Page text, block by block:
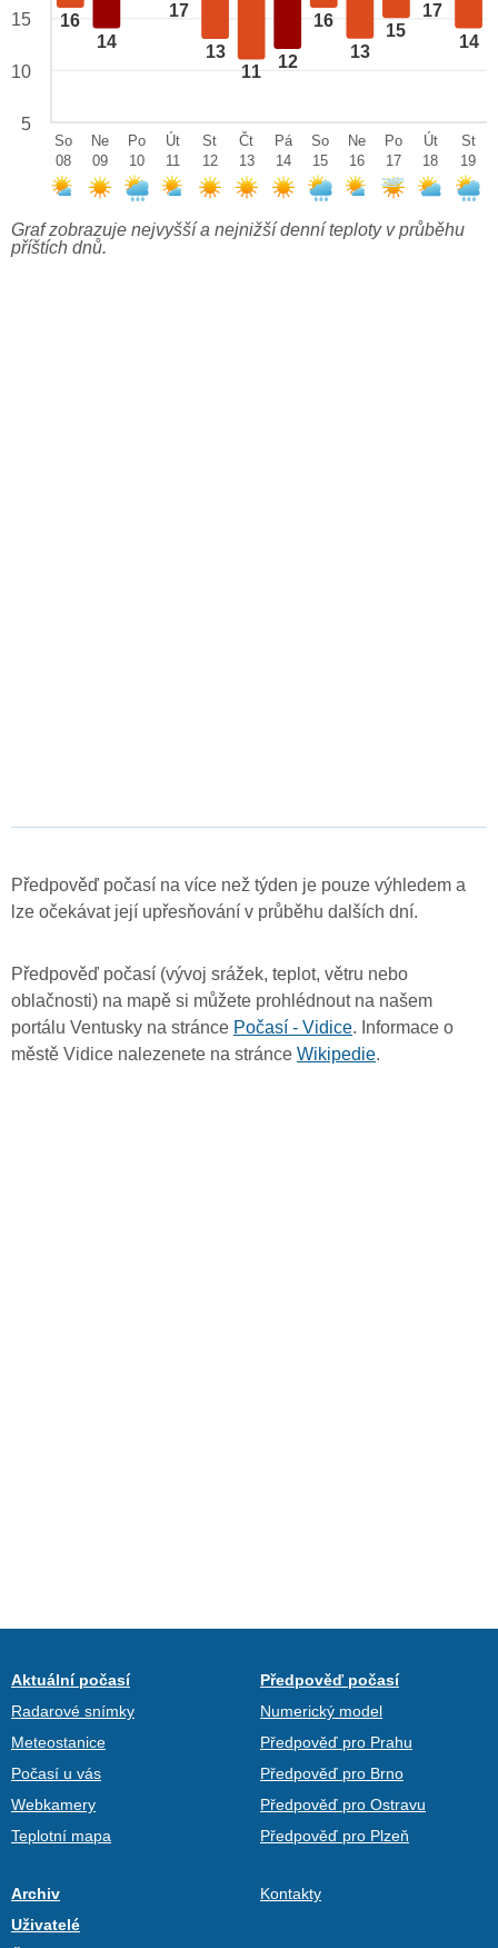
16
14
17
13
11
12
16
13
15
17
14
15
10
5
So
08
Ne
09
Po
10
Út
11
St
12
Čt
13
Pá
14
So
15
Ne
16
Po
17
Út
18
St
19
Graf zobrazuje nejvyšší a nejnižší denní teploty v průběhu
příštích dnů.
Předpověď počasí na více než týden je pouze výhledem a
lze očekávat její upřesňování v průběhu dalších dní.
Předpověď počasí (vývoj srážek, teplot, větru nebo
oblačnosti) na mapě si můžete prohlédnout na našem
portálu Ventusky na stránce Počasí - Vidice. Informace o
městě Vidice nalezenete na stránce Wikipedie.
Aktuální počasí
Radarové snímky
Meteostanice
Počasí u vás
Webkamery
Teplotní mapa
Předpověď počasí
Numerický model
Předpověď pro Prahu
Předpověď pro Brno
Předpověď pro Ostravu
Předpověď pro Plzeň
Archiv
Uživatelé
Kontakty